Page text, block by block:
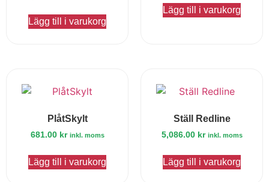
Lägg till i varukorg
Lägg till i varukorg
PlåtSkylt
681.00 kr inkl. moms
Lägg till i varukorg
Ställ Redline
5,086.00 kr inkl. moms
Lägg till i varukorg